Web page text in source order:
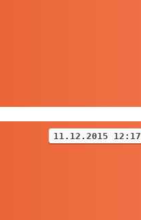
11.12.2015 12:17